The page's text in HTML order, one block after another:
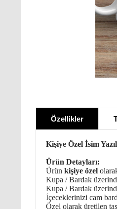
Özellikler
Kişiye Özel İsim
Ürün Detayları:
Ürün kişiye özel
Kupa / Bardak
Kupa / Bardak
İçeceklerinizi cam
Özel olarak üretilen